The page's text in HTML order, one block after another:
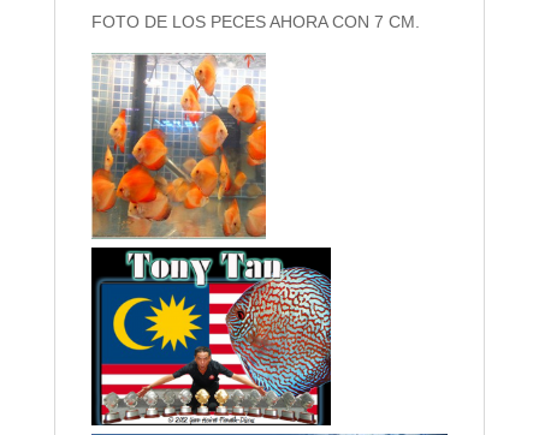
FOTO DE LOS PECES AHORA CON 7 CM.